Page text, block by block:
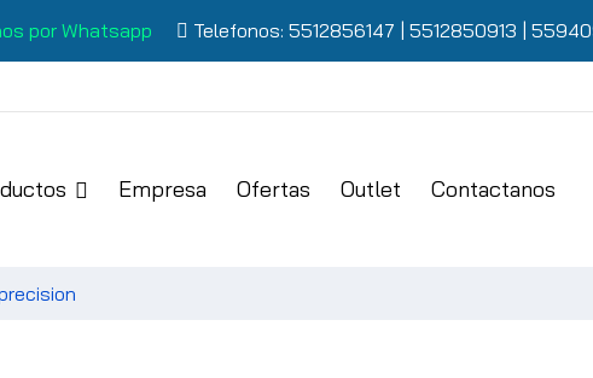
por Whatsapp Telefonos: 5512856147 5512850913
Empresa Ofertas Outlet Contactanos